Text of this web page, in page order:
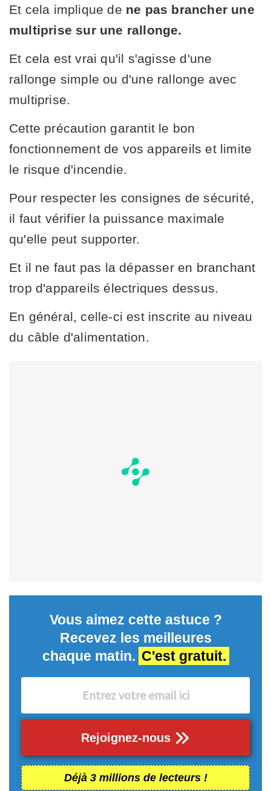
Et cela implique de ne pas brancher une
multiprise sur une rallonge.
Et cela est vrai qu'il s'agisse d'une
rallonge simple ou d'une rallonge avec
multiprise.
Cette précaution garantit le bon
fonctionnement de vos appareils et limite
le risque d'incendie.
Pour respecter les consignes de sécurité,
il faut vérifier la puissance maximale
qu'elle peut supporter.
Et il ne faut pas la dépasser en branchant
trop d'appareils électriques dessus.
En général, celle-ci est inscrite au niveau
du câble d'alimentation.
Vous aimez cette astuce ?
Recevez les meilleures
chaque matin. C'est gratuit.
Rejoignez-nous
Déjà 3 millions de lecteurs !